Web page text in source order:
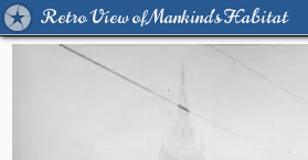
Retro View of Mankind's Habitat